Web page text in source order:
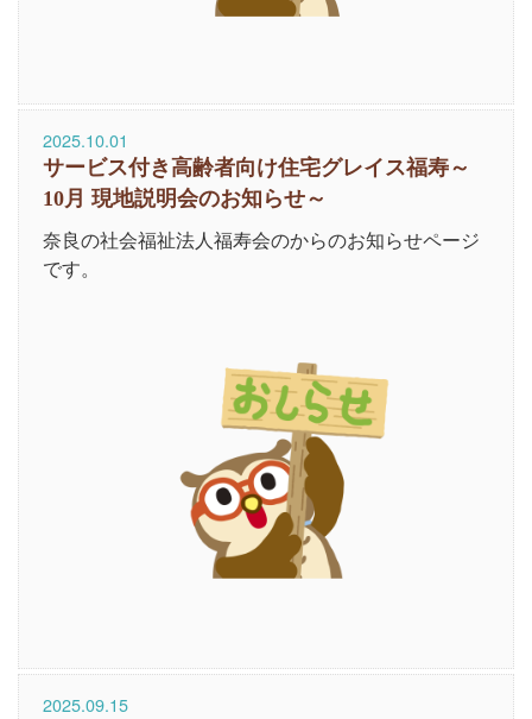
2025.10.01
サービス付き高齢者向け住宅グレイス福寿～
10月 現地説明会のお知らせ～
奈良の社会福祉法人福寿会のからのお知らせページ
です。
2025.09.15